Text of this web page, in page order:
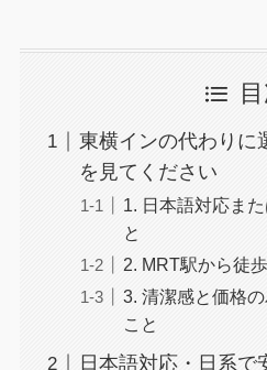
東横インの代わりに
を見てください
1. 日本語対応ま
と
2. MRT駅から徒
3. 清潔感と価格
こと
日本語対応・日系で